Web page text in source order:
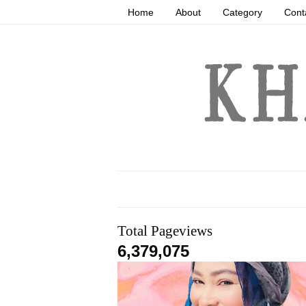
Home About Category
Total Pageviews
6,379,075